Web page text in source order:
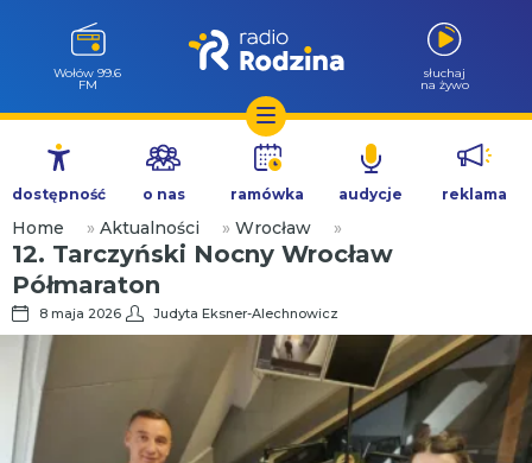
Przejdź
treści
Wołów 99.6
FM
słuchaj
na żywo
dostępność o nas ramówka audycje reklama
Home » Aktualności » Wrocław »
12. Tarczyński Nocny Wrocław
Półmaraton
8 maja 2026 Judyta Eksner-Alechnowicz